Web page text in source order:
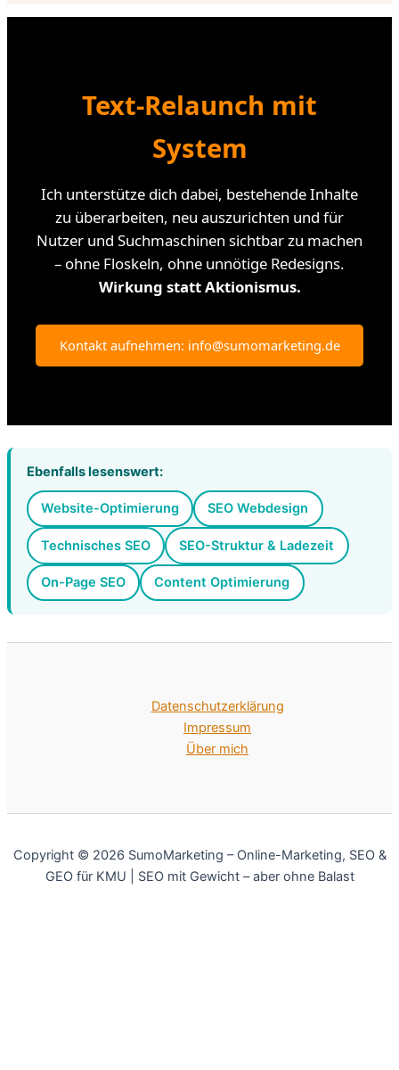
Text-Relaunch mit
System
Ich unterstütze dich dabei, bestehende Inhalte
zu überarbeiten, neu auszurichten und für
Nutzer und Suchmaschinen sichtbar zu machen
– ohne Floskeln, ohne unnötige Redesigns.
Wirkung statt Aktionismus.
Kontakt aufnehmen: info@sumomarketing.de
Ebenfalls lesenswert:
Website-Optimierung SEO Webdesign
Technisches SEO SEO-Struktur & Ladezeit
On-Page SEO Content Optimierung
Datenschutzerklärung
Impressum
Über mich
Copyright © 2026 SumoMarketing – Online-Marketing, SEO &
GEO für KMU | SEO mit Gewicht – aber ohne Balast